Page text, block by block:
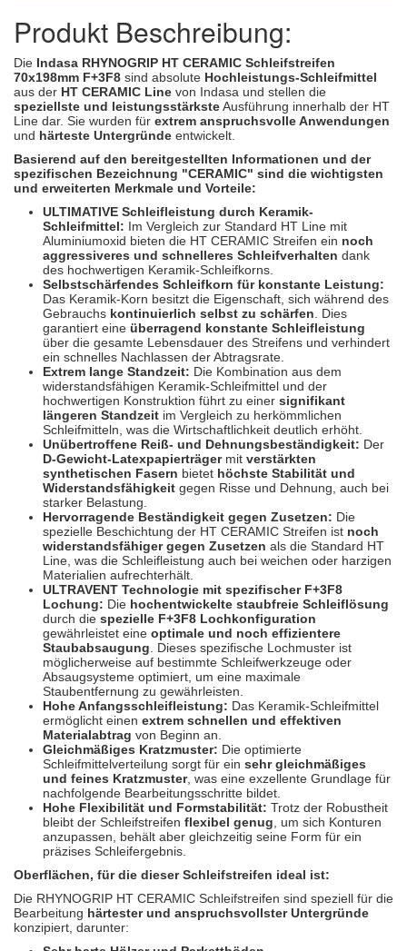
(3)
Prevost
(3)
Proma
(21)
Sia
(5)
StarChem
(1)
Sundstrom
(4)
Troton
(2)
Wibeco
(1)
ZVG
Produkt Beschreibung:
Die Indasa RHYNOGRIP HT CERAMIC Schleifstreifen
70x198mm F+3F8 sind absolute Hochleistungs-Schleifmittel
aus der HT CERAMIC Line von Indasa und stellen die
speziellste und leistungsstärksteAusführung innerhalb der HT
Line dar. Sie wurden für extrem anspruchsvolle Anwendungen
und härteste Untergründe entwickelt.
Basierend auf den bereitgestellten Informationen und der
spezifischen Bezeichnung "CERAMIC" sind die wichtigsten
und erweiterten Merkmale und Vorteile:
ULTIMATIVE Schleifleistung durch Keramik-
Schleifmittel: Im Vergleich zur Standard HT Line mit
Aluminiumoxid bieten die HT CERAMIC Streifen ein noch
aggressiveres und schnelleres Schleifverhalten dank
des hochwertigen Keramik-Schleifkorns.
Selbstschärfendes Schleifkorn für konstante Leistung:
Das Keramik-Korn besitzt die Eigenschaft, sich während des
Gebrauchs kontinuierlich selbst zu schärfen . Dies
garantiert eine überragend konstante Schleifleistung
über die gesamte Lebensdauer des Streifens und verhindert
ein schnelles Nachlassen der Abtragsrate.
Extrem lange Standzeit: Die Kombination aus dem
widerstandsfähigen Keramik-Schleifmittel und der
hochwertigen Konstruktion führt zu einer signifikant
längeren Standzeit im Vergleich zu herkömmlichen
Schleifmitteln, was die Wirtschaftlichkeit deutlich erhöht.
Unübertroffene Reiß- und Dehnungsbeständigkeit: Der
D-Gewicht-Latexpapierträgermit verstärkten
synthetischen Fasern bietet höchste Stabilität und
Widerstandsfähigkeit gegen Risse und Dehnung, auch bei
starker Belastung.
Hervorragende Beständigkeit gegen Zusetzen: Die
spezielle Beschichtung der HT CERAMIC Streifen ist noch
widerstandsfähiger gegen Zusetzen als die Standard HT
Line, was die Schleifleistung auch bei weichen oder harzigen
Materialien aufrechterhält.
ULTRAVENT Technologie mit spezifischer F+3F8
Lochung: Die hochentwickelte staubfreie Schleiflösung
durch die spezielle F+3F8 Lochkonfiguration
gewährleistet eine optimale und noch effizientere
Staubabsaugung . Dieses spezifische Lochmuster ist
möglicherweise auf bestimmte Schleifwerkzeuge oder
Absaugsysteme optimiert, um eine maximale
Staubentfernung zu gewährleisten.
Hohe Anfangsschleifleistung: Das Keramik-Schleifmittel
ermöglicht einen extrem schnellen und effektiven
Materialabtrag von Beginn an.
Gleichmäßiges Kratzmuster: Die optimierte
Schleifmittelverteilung sorgt für ein sehr gleichmäßiges
und feines Kratzmuster, was eine exzellente Grundlage für
nachfolgende Bearbeitungsschritte bildet.
Hohe Flexibilität und Formstabilität: Trotz der Robustheit
bleibt der Schleifstreifen flexibel genug , um sich Konturen
anzupassen, behält aber gleichzeitig seine Form für ein
präzises Schleifergebnis.
Oberflächen, für die dieser Schleifstreifen ideal ist:
Die RHYNOGRIP HT CERAMIC Schleifstreifen sind speziell für die
Bearbeitung härtester und anspruchsvollster Untergründe
konzipiert, darunter: